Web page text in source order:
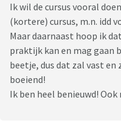
Ik wil de cursus vooral
(kortere) cursus, m.n. idd
Maar daarnaast hoop ik
praktijk kan en mag gaan
beetje, dus dat zal vast en
boeiend!
Ik ben heel benieuwd!